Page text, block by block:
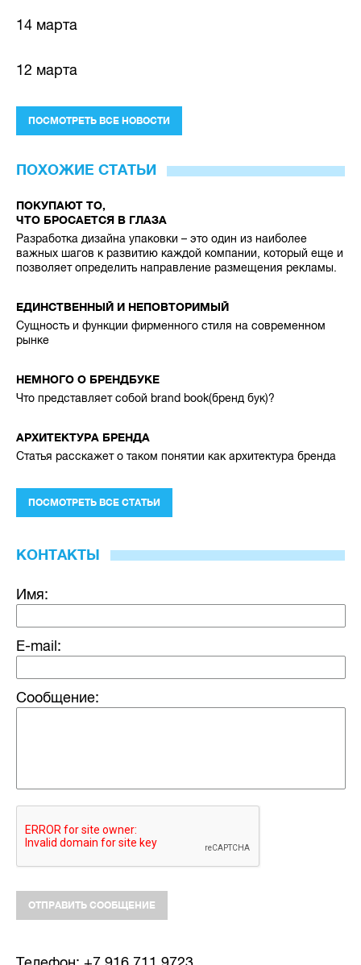
14 марта
12 марта
ПОСМОТРЕТЬ ВСЕ НОВОСТИ
ПОХОЖИЕ СТАТЬИ
ПОКУПАЮТ ТО,
ЧТО БРОСАЕТСЯ В ГЛАЗА
Разработка дизайна упаковки – это один из наиболее
важных шагов к развитию каждой компании, который еще и
позволяет определить направление размещения рекламы.
ЕДИНСТВЕННЫЙ И НЕПОВТОРИМЫЙ
Сущность и функции фирменного стиля на современном
рынке
НЕМНОГО О БРЕНДБУКЕ
Что представляет собой brand book(бренд бук)?
АРХИТЕКТУРА БРЕНДА
Статья расскажет о таком понятии как архитектура бренда
ПОСМОТРЕТЬ ВСЕ СТАТЬИ
КОНТАКТЫ
Имя:
E-mail:
Сообщение: